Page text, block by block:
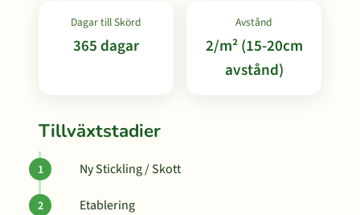
Dagar till Skörd
365 dagar
Avstånd
2/m² (15-20cm
avstånd)
Tillväxtstadier
Ny Stickling / Skott
Etablering